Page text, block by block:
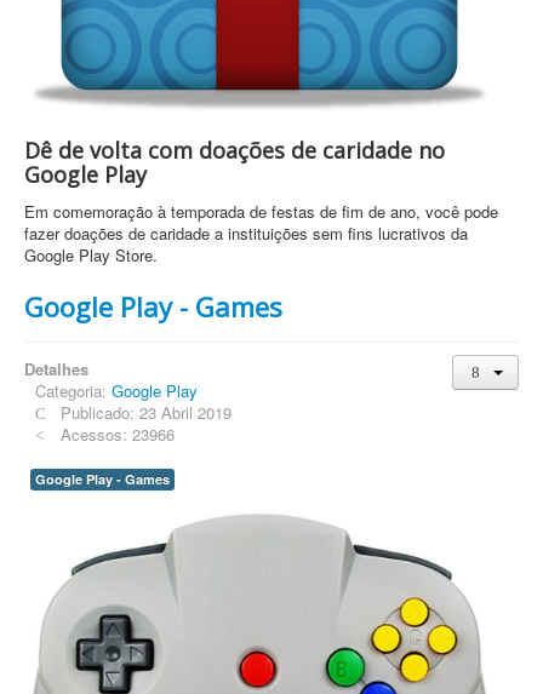
Dê de volta com doações de caridade no
Google Play
Em comemoração à temporada de festas de fim de ano, você pode
fazer doações de caridade a instituições sem fins lucrativos da
Google Play Store.
Google Play - Games
Detalhes
Categoria: Google Play
Publicado: 23 Abril 2019
Acessos: 23966
Google Play - Games